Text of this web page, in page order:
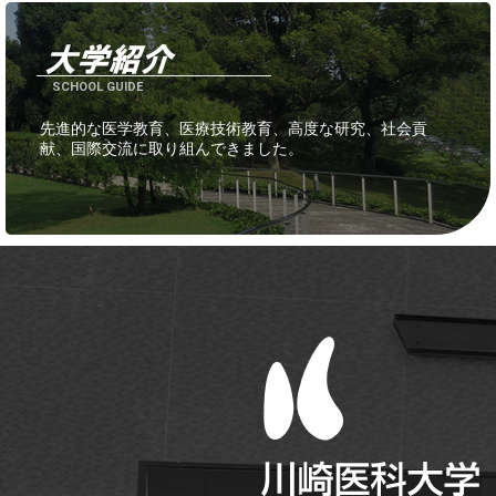
SCHOOL GUIDE
先進的な医学教育、医療技術教育、高度な研究、社会貢
献、国際交流に取り組んできました。